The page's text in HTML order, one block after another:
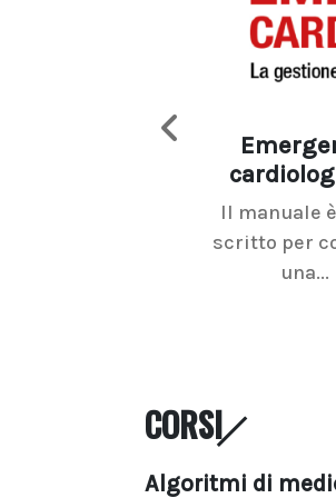
Il manuale
scritto per
una...
CORSI
Algoritmi di